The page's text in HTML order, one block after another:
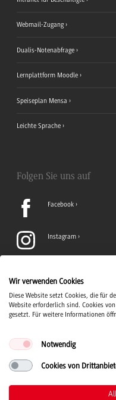
Webmail-Zugang
Dualis-Notenabfrage
Lernplattform Moodle
Speiseplan Mensa
Leichte Sprache
Folgen Sie uns auf
Facebook
Instagram
TikTok
© 2026 Duale
Wir verwenden Cookies
Diese Website setzt Cookies, die für
Website erforderlich sind. Cookies
gesetzt. Für weitere Informationen
Notwendig
Cookies von